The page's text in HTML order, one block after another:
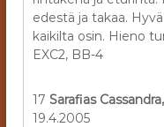
edestä ja takaa.
kaikilta osin. Hieno
EXC2, BB-4
17Sarafias Cassandra,
19.4.2005